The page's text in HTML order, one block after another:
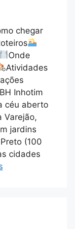
chegar
Onde
Atividades
Inhotim
céu aberto
Varejão,
jardins
(100
cidades